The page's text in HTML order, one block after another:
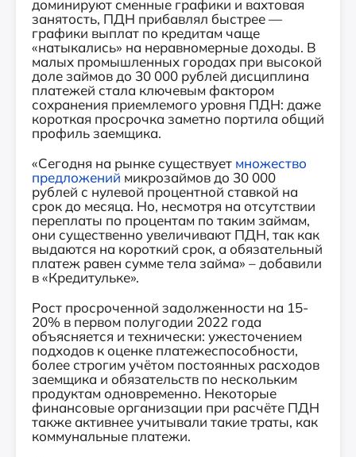
доминируют сменные графики и вахтовая
занятость, ПДН прибавлял быстрее —
графики выплат по кредитам чаще
«натыкались» на неравномерные доходы. В
малых промышленных городах при высокой
доле займов до 30 000 рублей дисциплина
платежей стала ключевым фактором
сохранения приемлемого уровня ПДН: даже
короткая просрочка заметно портила общий
профиль заемщика.
«Сегодня на рынке существует множество
предложений микрозаймов до 30 000
рублей с нулевой процентной ставкой на
срок до месяца. Но, несмотря на отсутствии
переплаты по процентам по таким займам,
они существенно увеличивают ПДН, так как
выдаются на короткий срок, а обязательный
платеж равен сумме тела займа» – добавили
в «Кредитульке».
Рост просроченной задолженности на 15-
20% в первом полугодии 2022 года
объясняется и технически: ужесточением
подходов к оценке платежеспособности,
более строгим учётом постоянных расходов
заемщика и обязательств по нескольким
продуктам одновременно. Некоторые
финансовые организации при расчёте ПДН
также активнее учитывали такие траты, как
коммунальные платежи.